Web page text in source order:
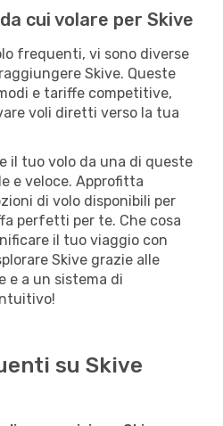
cui volare per Skive
frequenti, vi sono diverse
Skive. Queste
e tariffe competitive,
voli diretti verso la tua
il tuo volo da una di queste
e veloce. Approfitta
di volo disponibili per
perfetti per te. Che cosa
il tuo viaggio con
Skive grazie alle
e a un sistema di
su Skive